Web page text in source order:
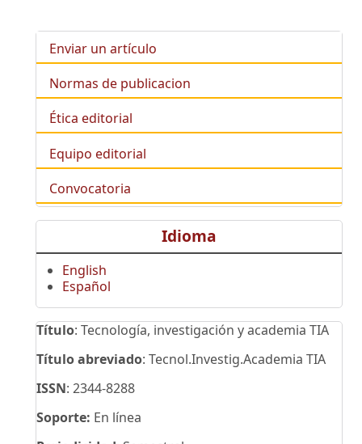
Enviar un artículo
Normas de publicacion
Ética editorial
Equipo editorial
Convocatoria
Idioma
English
Español
Título: Tecnología, investigación y academia TIA
Título abreviado: Tecnol.Investig.Academia TIA
ISSN: 2344-8288
Soporte: En línea